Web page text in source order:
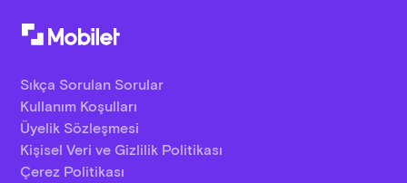
Sıkça Sorulan Sorular
Kullanım Koşulları
Üyelik Sözleşmesi
Kişisel Veri ve Gizlilik Politikası
Çerez Politikası